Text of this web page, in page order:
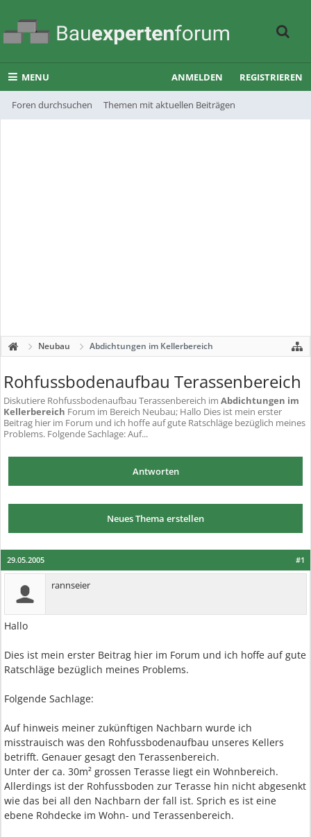
MENU
Foren durchsuchen Themen mit aktuellen Beiträgen
ANMELDEN REGISTRIEREN
Neubau Abdichtungen im Kellerbereich
Rohfussbodenaufbau Terassenbereich
Diskutiere Rohfussbodenaufbau Terassenbereich im Abdichtungen im
Kellerbereich Forum im Bereich Neubau; Hallo Dies ist mein erster
Beitrag hier im Forum und ich hoffe auf gute Ratschläge bezüglich meines
Problems. Folgende Sachlage: Auf...
Antworten
Neues Thema erstellen
#1
29.05.2005
rannseier
Hallo
Dies ist mein erster Beitrag hier im Forum und ich hoffe auf gute
Ratschläge bezüglich meines Problems.
Folgende Sachlage:
Auf hinweis meiner zukünftigen Nachbarn wurde ich
misstrauisch was den Rohfussbodenaufbau unseres Kellers
betrifft. Genauer gesagt den Terassenbereich.
Unter der ca. 30m² grossen Terasse liegt ein Wohnbereich.
Allerdings ist der Rohfussboden zur Terasse hin nicht abgesenkt
wie das bei all den Nachbarn der fall ist. Sprich es ist eine
ebene Rohdecke im Wohn- und Terassenbereich.